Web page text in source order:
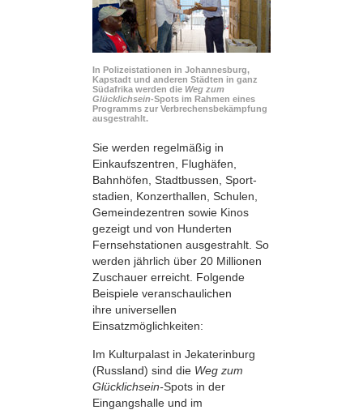
In Polizeistationen in Johannesburg,
Kapstadt und anderen Städten in ganz
Südafrika werden die Weg zum
Glücklichsein-Spots im Rahmen eines
Programms zur Verbrechensbekämpfung
ausgestrahlt.
Sie werden regelmäßig in
Einkaufszentren, Flughäfen,
Bahnhöfen, Stadtbussen, Sport­
stadien, Konzerthallen, Schulen,
Gemeindezentren sowie Kinos
gezeigt und von Hunderten
Fernsehstationen ausgestrahlt. So
werden jährlich über 20 Millionen
Zuschauer erreicht. Folgende
Beispiele veranschaulichen
ihre universellen
Einsatzmöglichkeiten:
Im Kulturpalast in Jekaterinburg
(Russland) sind die Weg zum
Glücklichsein-Spots in der
Eingangshalle und im